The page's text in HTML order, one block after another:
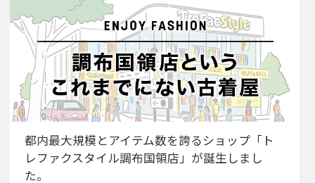
都内最大規模とアイテム数を誇るショップ「ト
レファクスタイル調布国領店」が誕生しまし
た。